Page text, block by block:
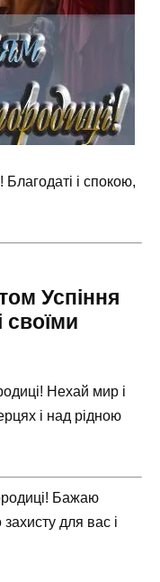
і спокою,
Успіння
своїми
Нехай мир і
і над рідною
Бажаю
для вас і